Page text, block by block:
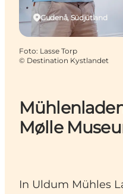
Mølle
In Uldum Mühles
Gudenå, Südjütland
Foto: Lasse Torp
© Destination Kystlandet